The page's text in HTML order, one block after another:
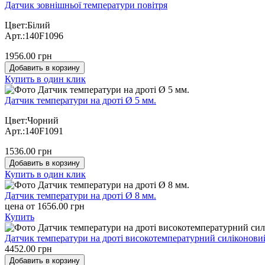
Датчик зовнішньої температури повітря
Цвет:Білий
Арт.:140F1096
1956.00 грн
Добавить в корзину
Купить в один клик
Датчик температури на дроті Ø 5 мм.
Цвет:Чорний
Арт.:140F1091
1536.00 грн
Добавить в корзину
Купить в один клик
Датчик температури на дроті Ø 8 мм.
цена от 1656.00 грн
Купить
Датчик температури на дроті високотемпературний
4452.00 грн
Добавить в корзину